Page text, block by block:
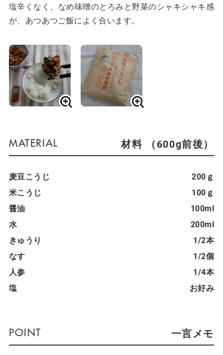
塩辛くなく、なめ味噌のとろみと野菜のシャキシャキ感
が、あつあつご飯によく合います。
材料 （600g前後）
麦豆こうじ
200ｇ
米こうじ
100ｇ
醤油
100ml
水
200ml
きゅうり
1/2本
なす
1/2個
人参
1/4本
塩
お好み
一言メモ